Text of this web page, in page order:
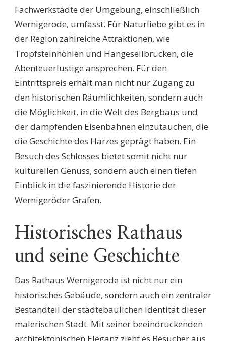
Fachwerkstädte der Umgebung, einschließlich
Wernigerode, umfasst. Für Naturliebe gibt es in
der Region zahlreiche Attraktionen, wie
Tropfsteinhöhlen und Hängeseilbrücken, die
Abenteuerlustige ansprechen. Für den
Eintrittspreis erhält man nicht nur Zugang zu
den historischen Räumlichkeiten, sondern auch
die Möglichkeit, in die Welt des Bergbaus und
der dampfenden Eisenbahnen einzutauchen, die
die Geschichte des Harzes geprägt haben. Ein
Besuch des Schlosses bietet somit nicht nur
kulturellen Genuss, sondern auch einen tiefen
Einblick in die faszinierende Historie der
Wernigeröder Grafen.
Historisches Rathaus
und seine Geschichte
Das Rathaus Wernigerode ist nicht nur ein
historisches Gebäude, sondern auch ein zentraler
Bestandteil der städtebaulichen Identität dieser
malerischen Stadt. Mit seiner beeindruckenden